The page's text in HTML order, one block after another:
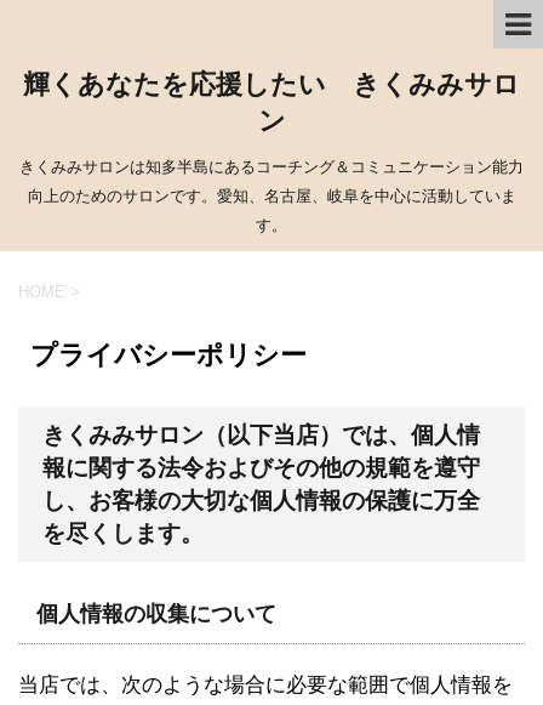
輝くあなたを応援したい きくみみサロ
ン
きくみみサロンは知多半島にあるコーチング＆コミュニケーション能力
向上のためのサロンです。愛知、名古屋、岐阜を中心に活動していま
す。
HOME >
プライバシーポリシー
きくみみサロン（以下当店）では、個人情
報に関する法令およびその他の規範を遵守
し、お客様の大切な個人情報の保護に万全
を尽くします。
個人情報の収集について
当店では、次のような場合に必要な範囲で個人情報を